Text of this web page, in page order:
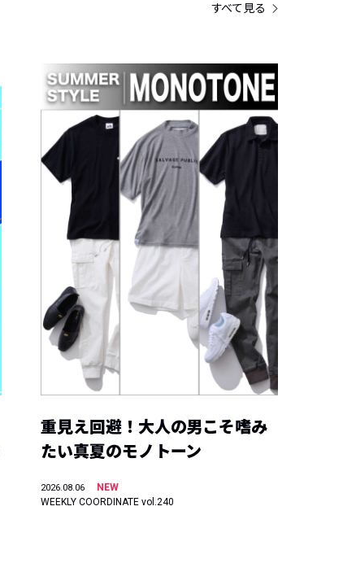
すべて見る
重見え回避！大人の男こそ嗜み
たい真夏のモノトーン
2026.08.06
NEW
WEEKLY COORDINATE vol.240